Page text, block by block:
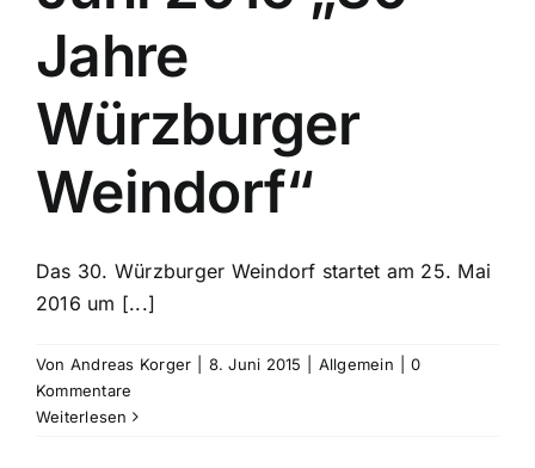
Jahre
Würzburger
Weindorf“
Das 30. Würzburger Weindorf startet am 25. Mai
2016 um [...]
Von Andreas Korger 8. Juni 2015 Allgemein
0
Kommentare
Weiterlesen